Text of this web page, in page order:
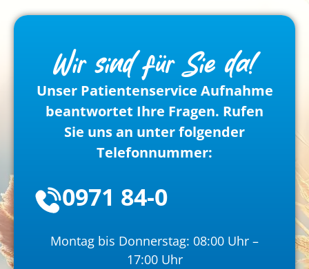
Wir sind für Sie da!
Unser Patientenservice Aufnahme
beantwortet Ihre Fragen. Rufen
Sie uns an unter folgender
Telefonnummer:
0971 84-0
Montag bis Donnerstag: 08:00 Uhr –
17:00 Uhr